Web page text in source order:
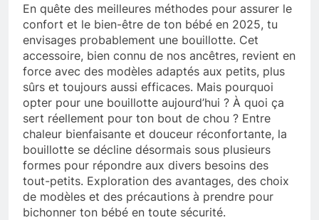
En quête des meilleures méthodes pour assurer le
confort et le bien-être de ton bébé en 2025, tu
envisages probablement une bouillotte. Cet
accessoire, bien connu de nos ancêtres, revient en
force avec des modèles adaptés aux petits, plus
sûrs et toujours aussi efficaces. Mais pourquoi
opter pour une bouillotte aujourd’hui ? À quoi ça
sert réellement pour ton bout de chou ? Entre
chaleur bienfaisante et douceur réconfortante, la
bouillotte se décline désormais sous plusieurs
formes pour répondre aux divers besoins des
tout-petits. Exploration des avantages, des choix
de modèles et des précautions à prendre pour
bichonner ton bébé en toute sécurité.